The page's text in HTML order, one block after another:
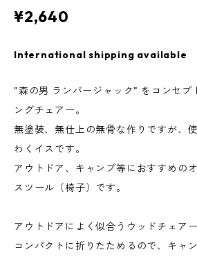
¥2,640
International shipping available
"森の男 ランバージャック" をコンセプ
ングチェアー。
無塗装、無仕上の無骨な作りですが、
わくイスです。
アウトドア、キャンプ等におすすめの
スツール（椅子）です。
アウトドアによく似合うウッドチェアー
コンパクトに折りたためるので、キャ